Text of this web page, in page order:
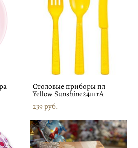
Столовые приборы пл
Yellow Sunshine24штA
239 pуб.